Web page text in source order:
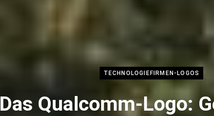
TECHNOLOGIEFIRMEN-LOGOS
Das Qualcomm-Logo: